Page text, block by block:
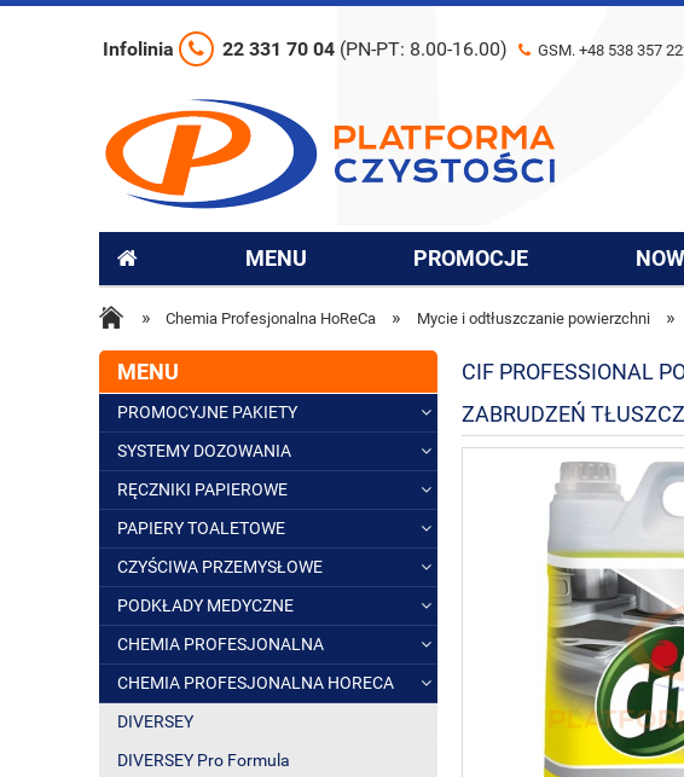
Infolinia 22 331 70 04 (PN-PT: 8.00-16.00) GSM. +48 538 357
MENU PROMOCJE
» Chemia Profesjonalna HoReCa » Mycie i odtłuszczanie powierzchni »
MENU
PROMOCYJNE PAKIETY
SYSTEMY DOZOWANIA
RĘCZNIKI PAPIEROWE
PAPIERY TOALETOWE
CZYŚCIWA PRZEMYSŁOWE
PODKŁADY MEDYCZNE
CHEMIA PROFESJONALNA
CHEMIA PROFESJONALNA HORECA
DIVERSEY
DIVERSEY Pro Formula
CIF PROFESSIONAL
ZABRUDZEŃ